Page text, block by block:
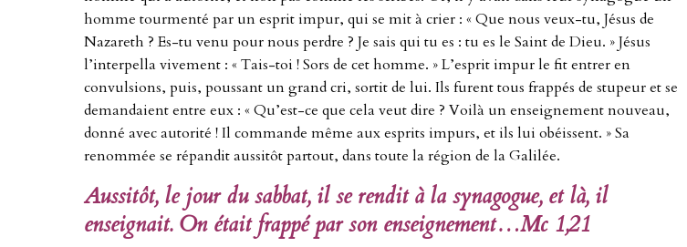
homme tourmenté par un esprit impur, qui se mit à crier : « Que nous veux-tu, Jésus de
Nazareth ? Es-tu venu pour nous perdre ? Je sais qui tu es : tu es le Saint de Dieu. » Jésus
l’interpella vivement : « Tais-toi ! Sors de cet homme. » L’esprit impur le fit entrer en
convulsions, puis, poussant un grand cri, sortit de lui. Ils furent tous frappés de stupeur et se
demandaient entre eux : « Qu’est-ce que cela veut dire ? Voilà un enseignement nouveau,
donné avec autorité ! Il commande même aux esprits impurs, et ils lui obéissent. » Sa
renommée se répandit aussitôt partout, dans toute la région de la Galilée.
Aussitôt, le jour du sabbat, il se rendit à la synagogue, et là, il
enseignait. On était frappé par son enseignement…Mc 1,21